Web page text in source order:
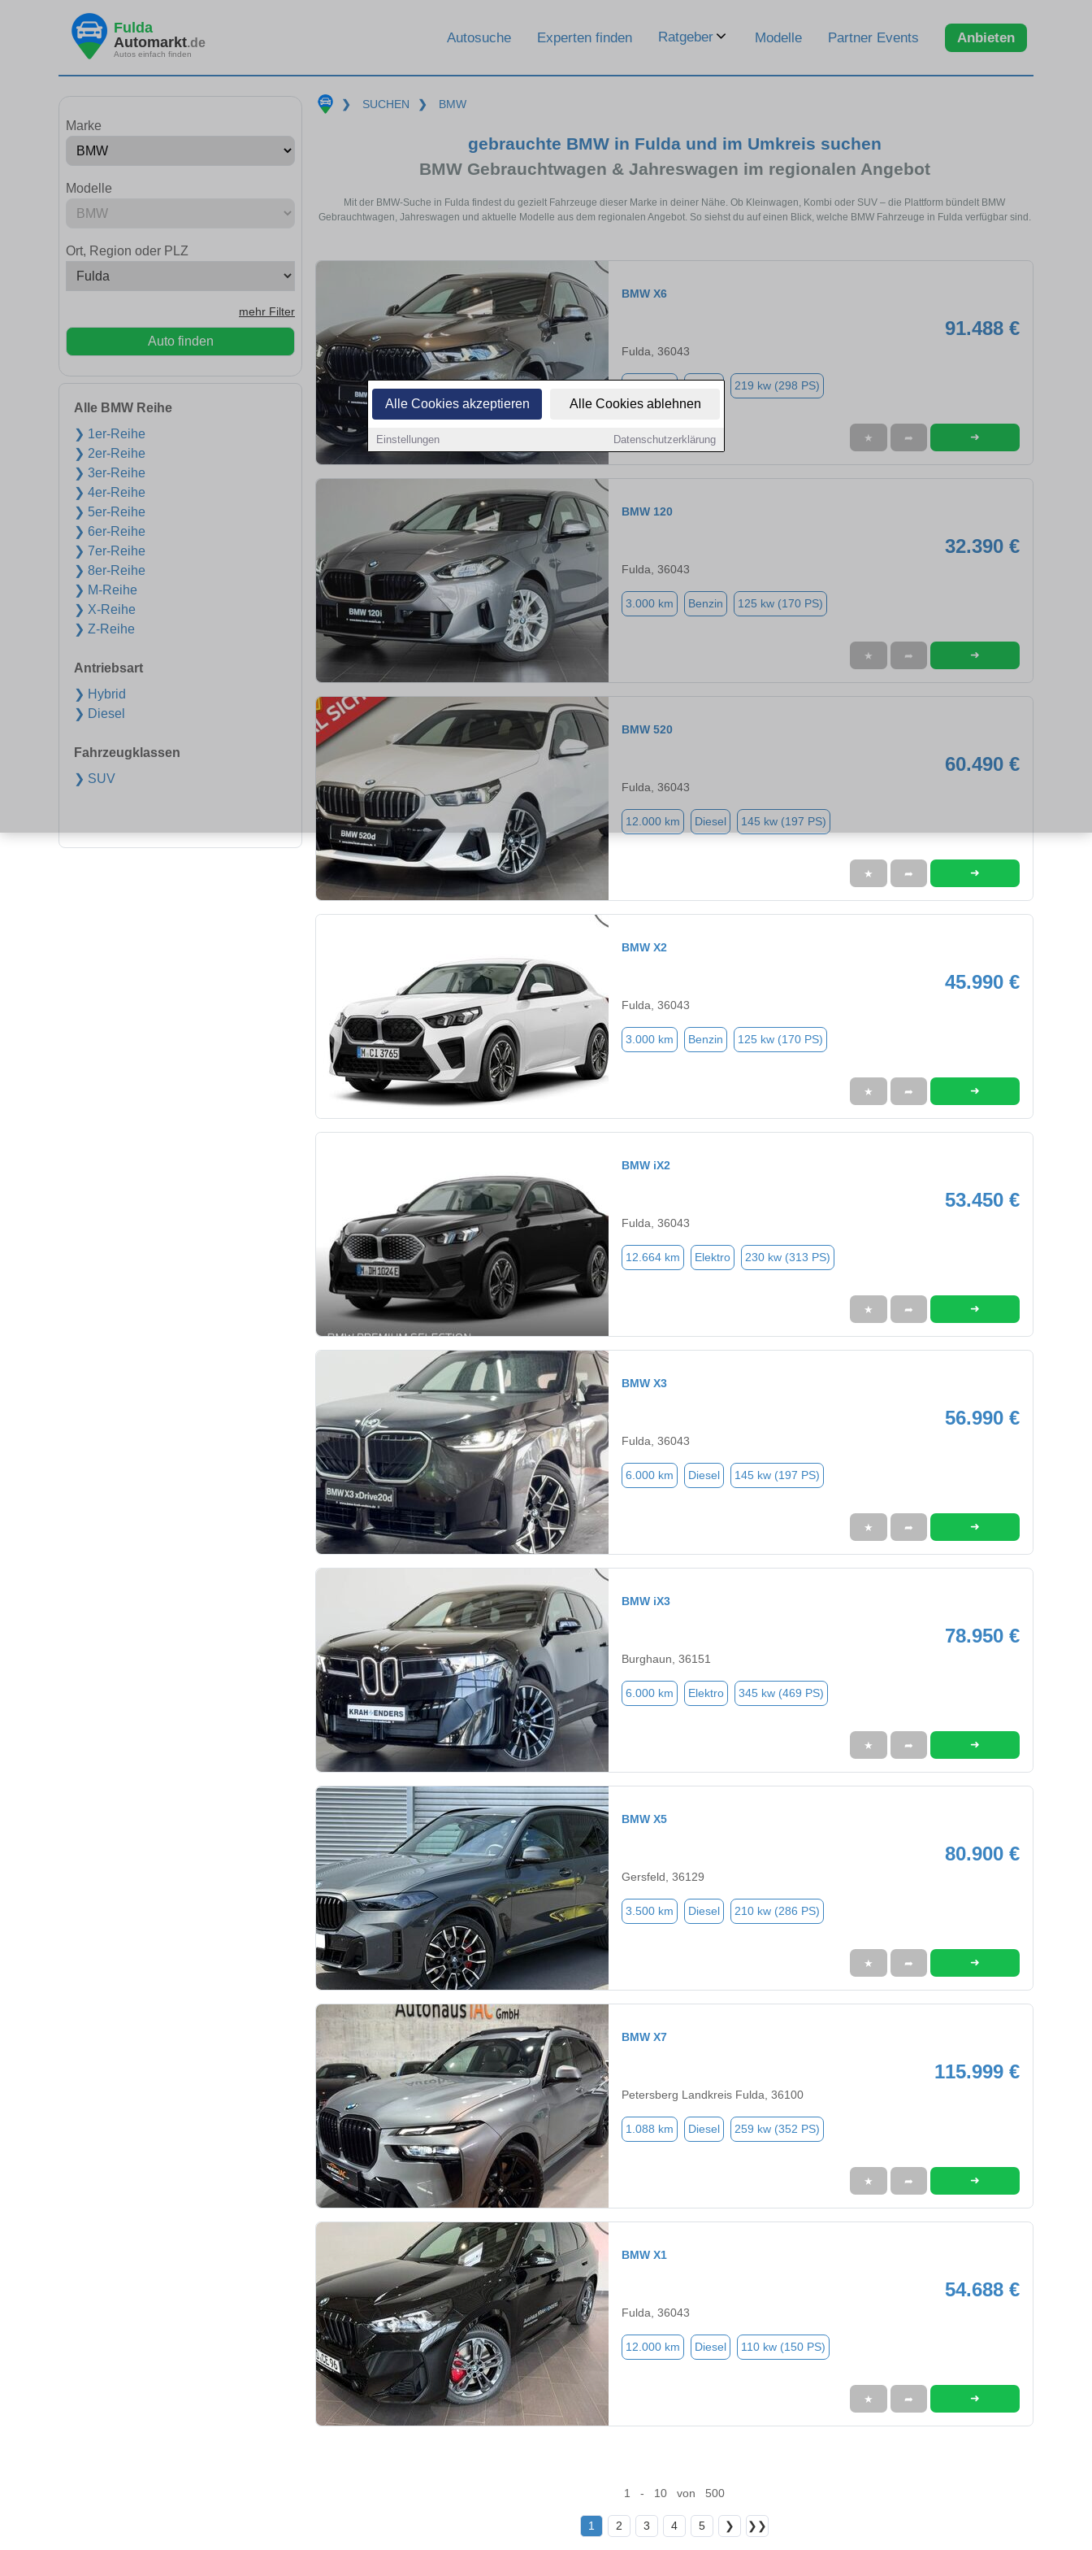
Alle Cookies akzeptieren Alle Cookies ablehnen
Einstellungen Datenschutzerklärung
Fulda
Automarkt.de
Autos einfach finden
Autosuche Experten finden Ratgeber Modelle Partner Events Anbieten
Marke
Modelle
Ort, Region oder PLZ
mehr Filter
Auto finden
Alle BMW Reihe
❯ 1er-Reihe
❯ 2er-Reihe
❯ 3er-Reihe
❯ 4er-Reihe
❯ 5er-Reihe
❯ 6er-Reihe
❯ 7er-Reihe
❯ 8er-Reihe
❯ M-Reihe
❯ X-Reihe
❯ Z-Reihe
Antriebsart
❯ Hybrid
❯ Diesel
Fahrzeugklassen
❯ SUV
❯ SUCHEN ❯ BMW
gebrauchte BMW in Fulda und im Umkreis suchen
BMW Gebrauchtwagen & Jahreswagen im regionalen Angebot
Mit der BMW-Suche in Fulda findest du gezielt Fahrzeuge dieser Marke in deiner Nähe. Ob Kleinwagen, Kombi oder SUV – die Plattform bündelt BMW
Gebrauchtwagen, Jahreswagen und aktuelle Modelle aus dem regionalen Angebot. So siehst du auf einen Blick, welche BMW Fahrzeuge in Fulda verfügbar sind.
BMW X6
91.488 €
Fulda, 36043
219 kw (298 PS)
★ ➦ ➜
BMW 120
32.390 €
Fulda, 36043
3.000 km Benzin 125 kw (170 PS)
★ ➦ ➜
BMW 520
60.490 €
Fulda, 36043
12.000 km Diesel 145 kw (197 PS)
★ ➦ ➜
BMW X2
45.990 €
Fulda, 36043
3.000 km Benzin 125 kw (170 PS)
★ ➦ ➜
BMW iX2
53.450 €
Fulda, 36043
12.664 km Elektro 230 kw (313 PS)
★ ➦ ➜
BMW X3
56.990 €
Fulda, 36043
6.000 km Diesel 145 kw (197 PS)
★ ➦ ➜
BMW iX3
78.950 €
Burghaun, 36151
6.000 km Elektro 345 kw (469 PS)
★ ➦ ➜
BMW X5
80.900 €
Gersfeld, 36129
3.500 km Diesel 210 kw (286 PS)
★ ➦ ➜
BMW X7
115.999 €
Petersberg Landkreis Fulda, 36100
1.088 km Diesel 259 kw (352 PS)
★ ➦ ➜
BMW X1
54.688 €
Fulda, 36043
12.000 km Diesel 110 kw (150 PS)
★ ➦ ➜
1 - 10 von 500
1 2 3 4 5 ❯ ❯❯